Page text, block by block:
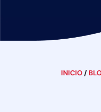
INICIO /